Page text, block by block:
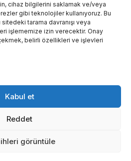
cihaz bilgilerini saklamak ve/veya
gibi teknolojiler kullanıyoruz. Bu
tarama davranışı veya
işlememize izin verecektir. Onay
belirli özellikleri ve işlevleri
Kabul et
Reddet
görüntüle
À propos de nous
Communication
Enka Tarım